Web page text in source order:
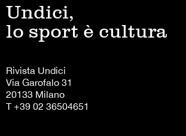
Undici,
lo sport è cultura
Rivista Undici
Via Garofalo 31
20133 Milano
T +39 02 36504651